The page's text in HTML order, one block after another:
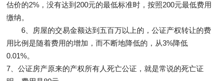
估价的2%，没有达到200元的最低标准时，按照200元最低费用
缴纳。
6、房屋的交易金额达到五百万以上的，公证产权转让的费
用比例是随着费用的增加，而不断地降低的，从3%降低
0.01%。
7、公证房产原来的产权所有人死亡公证，就是常说的死亡证